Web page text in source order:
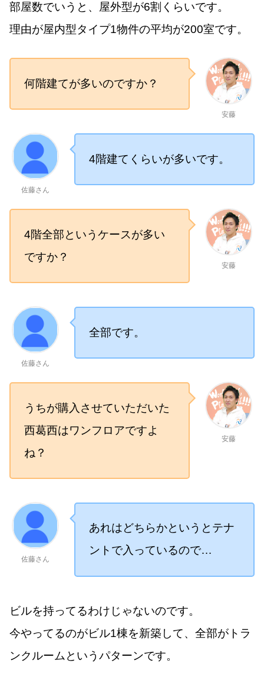
部屋数でいうと、屋外型が6割くらいです。
理由が屋内型タイプ1物件の平均が200室です。
安藤
何階建てが多いのですか？
佐藤さん
4階建てくらいが多いです。
安藤
4階全部というケースが多い
ですか？
佐藤さん
全部です。
安藤
うちが購入させていただいた
西葛西はワンフロアですよ
ね？
佐藤さん
あれはどちらかというとテナ
ントで入っているので…
ビルを持ってるわけじゃないのです。
今やってるのがビル1棟を新築して、全部がトラ
ンクルームというパターンです。